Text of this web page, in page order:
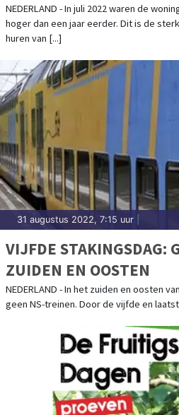
NEDERLAND - In juli 2022 waren de
hoger dan een jaar eerder. Dit is de
huren van [...]
31 augustus 2022, 7:15 uur
VIJFDE STAKINGSDAG:
ZUIDEN EN OOSTEN
NEDERLAND - In het zuiden en oosten
geen NS-treinen. Door de vijfde en